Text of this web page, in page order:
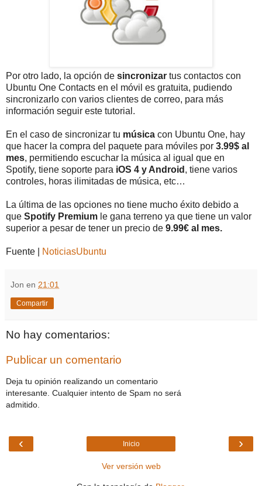
Por otro lado, la opción de sincronizar tus contactos con
Ubuntu One Contacts en el móvil es gratuita, pudiendo
sincronizarlo con varios clientes de correo, para más
información seguir este tutorial.
En el caso de sincronizar tu música con Ubuntu One, hay
que hacer la compra del paquete para móviles por 3.99$ al
mes, permitiendo escuchar la música al igual que en
Spotify, tiene soporte para iOS 4 y Android , tiene varios
controles, horas ilimitadas de música, etc…
La última de las opciones no tiene mucho éxito debido a
que Spotify Premium le gana terreno ya que tiene un valor
superior a pesar de tener un precio de 9.99€ al mes.
Fuente | NoticiasUbuntu
Jon en 21:01
Compartir
No hay comentarios:
Publicar un comentario
Deja tu opinión realizando un comentario
interesante. Cualquier intento de Spam no será
admitido.
‹ ›
Inicio
Ver versión web